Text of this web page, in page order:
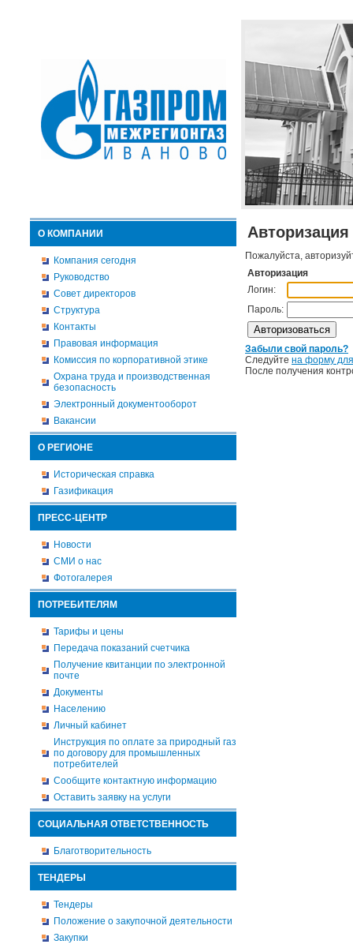
О КОМПАНИИ
Компания сегодня
Руководство
Совет директоров
Структура
Контакты
Правовая информация
Комиссия по корпоративной этике
Охрана труда и производственная
безопасность
Электронный документооборот
Вакансии
О РЕГИОНЕ
Историческая справка
Газификация
ПРЕСС-ЦЕНТР
Новости
СМИ о нас
Фотогалерея
ПОТРЕБИТЕЛЯМ
Тарифы и цены
Передача показаний счетчика
Получение квитанции по электронной
почте
Документы
Населению
Личный кабинет
Инструкция по оплате за природный газ
по договору для промышленных
потребителей
Сообщите контактную информацию
Оставить заявку на услуги
СОЦИАЛЬНАЯ ОТВЕТСТВЕННОСТЬ
Благотворительность
ТЕНДЕРЫ
Тендеры
Положение о закупочной деятельности
Закупки
Авторизация
Пожалуйста,
Авторизация
Логин:
Пароль:
Забыли свой пароль?
Следуйте на форму
После получения